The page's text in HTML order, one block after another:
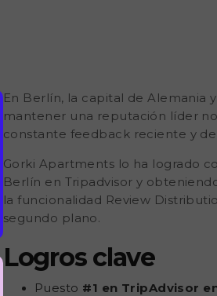
En Berlín, la capital de Alemania
mantener una reputación líder
constante feedback reciente y
Gorki Apartments lo ha logrado
Berlín en Tripadvisor y
la funcionalidad Review
segundo plano.
Logros clave
Puesto #1 en TripAdvisor